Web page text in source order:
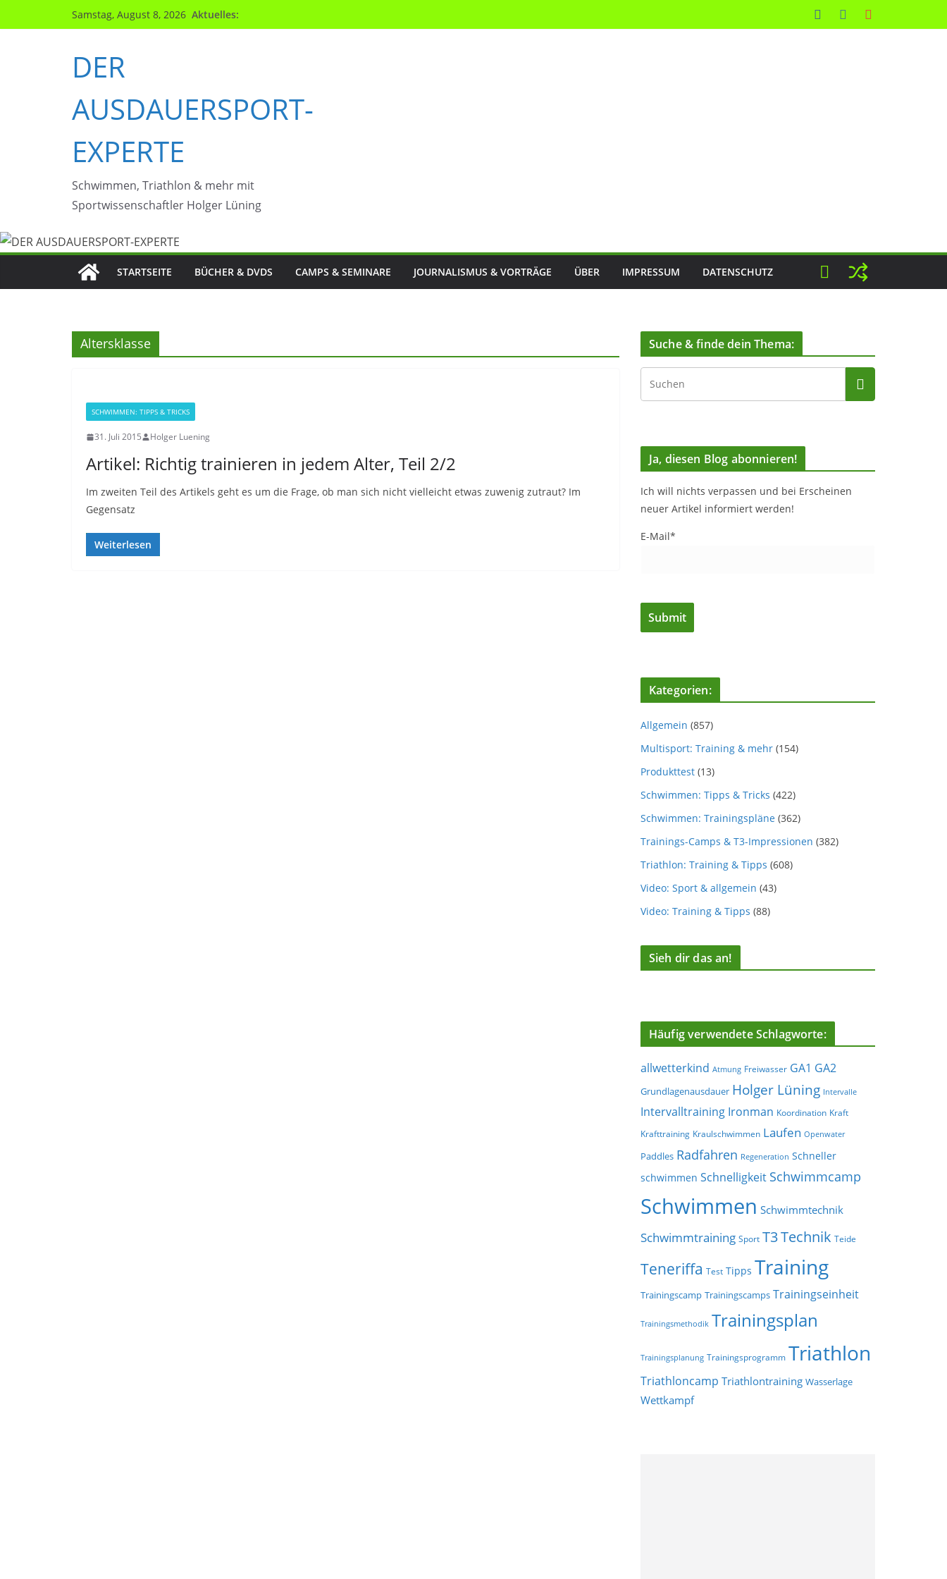
Inhalt
Samstag, August 8, 2026 Aktuelles:
DER
AUSDAUERSPORT-
EXPERTE
Schwimmen, Triathlon & mehr mit
Sportwissenschaftler Holger Lüning
STARTSEITE BÜCHER & DVDS CAMPS & SEMINARE JOURNALISMUS & VORTRÄGE ÜBER IMPRESSUM DATENSCHUTZ
Altersklasse
SCHWIMMEN: TIPPS & TRICKS
31. Juli 2015 Holger Luening
Artikel: Richtig trainieren in jedem Alter, Teil 2/2
Im zweiten Teil des Artikels geht es um die Frage, ob man sich nicht vielleicht etwas zuwenig zutraut? Im
Gegensatz
Weiterlesen
Suche & finde dein Thema:
Ja, diesen Blog abonnieren!
Ich will nichts verpassen und bei Erscheinen
neuer Artikel informiert werden!
E-Mail*
Kategorien:
Allgemein (857)
Multisport: Training & mehr (154)
Produkttest (13)
Schwimmen: Tipps & Tricks (422)
Schwimmen: Trainingspläne (362)
Trainings-Camps & T3-Impressionen (382)
Triathlon: Training & Tipps (608)
Video: Sport & allgemein (43)
Video: Training & Tipps (88)
Sieh dir das an!
Häufig verwendete Schlagworte:
allwetterkind Atmung Freiwasser GA1 GA2
Grundlagenausdauer Holger Lüning Intervalle
Intervalltraining Ironman Koordination Kraft
Krafttraining Kraulschwimmen Laufen Openwater
Paddles Radfahren Regeneration Schneller
schwimmen Schnelligkeit Schwimmcamp
Schwimmen Schwimmtechnik
Schwimmtraining Sport T3Technik Teide
Teneriffa Test Tipps Training
Trainingscamp Trainingscamps Trainingseinheit
Trainingsmethodik Trainingsplan
Trainingsplanung Trainingsprogramm Triathlon
Triathloncamp Triathlontraining Wasserlage
Wettkampf